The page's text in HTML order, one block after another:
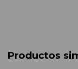
Productos